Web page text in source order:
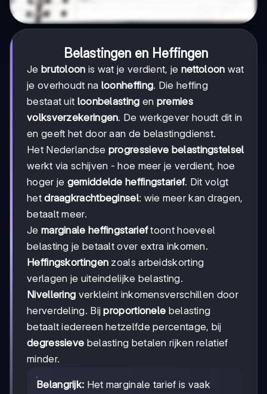
Belastingen en Heffingen
Je brutoloon is wat je verdient, je nettoloon wat
je overhoudt na loonheffing. Die heffing
bestaat uit loonbelasting en premies
volksverzekeringen. De werkgever houdt dit in
en geeft het door aan de belastingdienst.
Het Nederlandse progressieve belastingstelsel
werkt via schijven - hoe meer je verdient, hoe
hoger je gemiddelde heffingstarief. Dit volgt
hetdraagkrachtbeginsel: wie meer kan dragen,
betaalt meer.
Je marginale heffingstarieftoont hoeveel
belasting je betaalt over extra inkomen.
Heffingskortingen zoals arbeidskorting
verlagen je uiteindelijke belasting.
Nivellering verkleint inkomensverschillen door
herverdeling. Bijproportionele belasting
betaalt iedereen hetzelfde percentage, bij
degressieve belasting betalen rijken relatief
minder.
Belangrijk: Het marginale tarief is vaak